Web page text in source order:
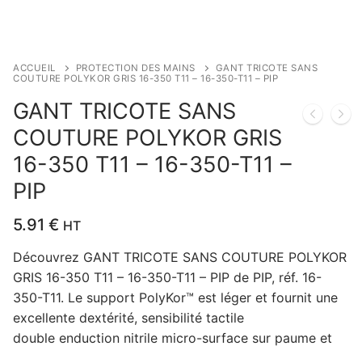
ACCUEIL PROTECTION DES MAINS
GANT TRICOTE SANS
COUTURE POLYKOR GRIS 16-350 T11 – 16-350-T11 – PIP
GANT TRICOTE SANS
COUTURE POLYKOR GRIS
16-350 T11 – 16-350-T11 –
PIP
5.91 € HT
Découvrez GANT TRICOTE SANS COUTURE POLYKOR
GRIS 16-350 T11 – 16-350-T11 – PIP de PIP, réf. 16-
350-T11. Le support PolyKor™ est léger et fournit une
excellente dextérité, sensibilité tactile
double enduction nitrile micro-surface sur paume et